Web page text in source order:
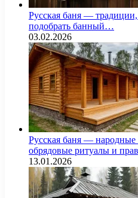
Русская баня —
подобрать банный…
03.02.2026
Русская баня —
обрядовые ритуалы и
13.01.2026